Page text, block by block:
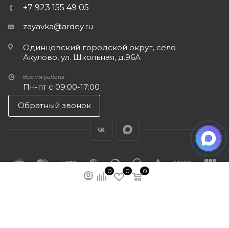
0 0 0
+7 923 155 49 05
zayavka@ardey.ru
Одинцовский городской округ, село
Акулово, ул. Школьная, д.96А
Время работы
Пн-пт с 09:00-17:00
Обратный звонок